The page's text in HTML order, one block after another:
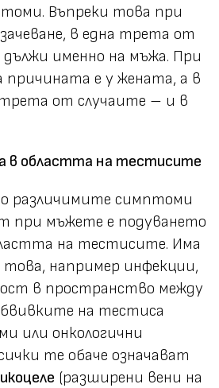
Въпреки това при
в една трета от
именно на мъжа. При
причината е у жената, а в
от случаите – и в
в областта на тестисите
различимите симптоми
при мъжете е подуването
на тестисите. Има
това, например инфекции,
в пространство между
на тестиса
или онкологични
те обаче означават
(разширени вени на